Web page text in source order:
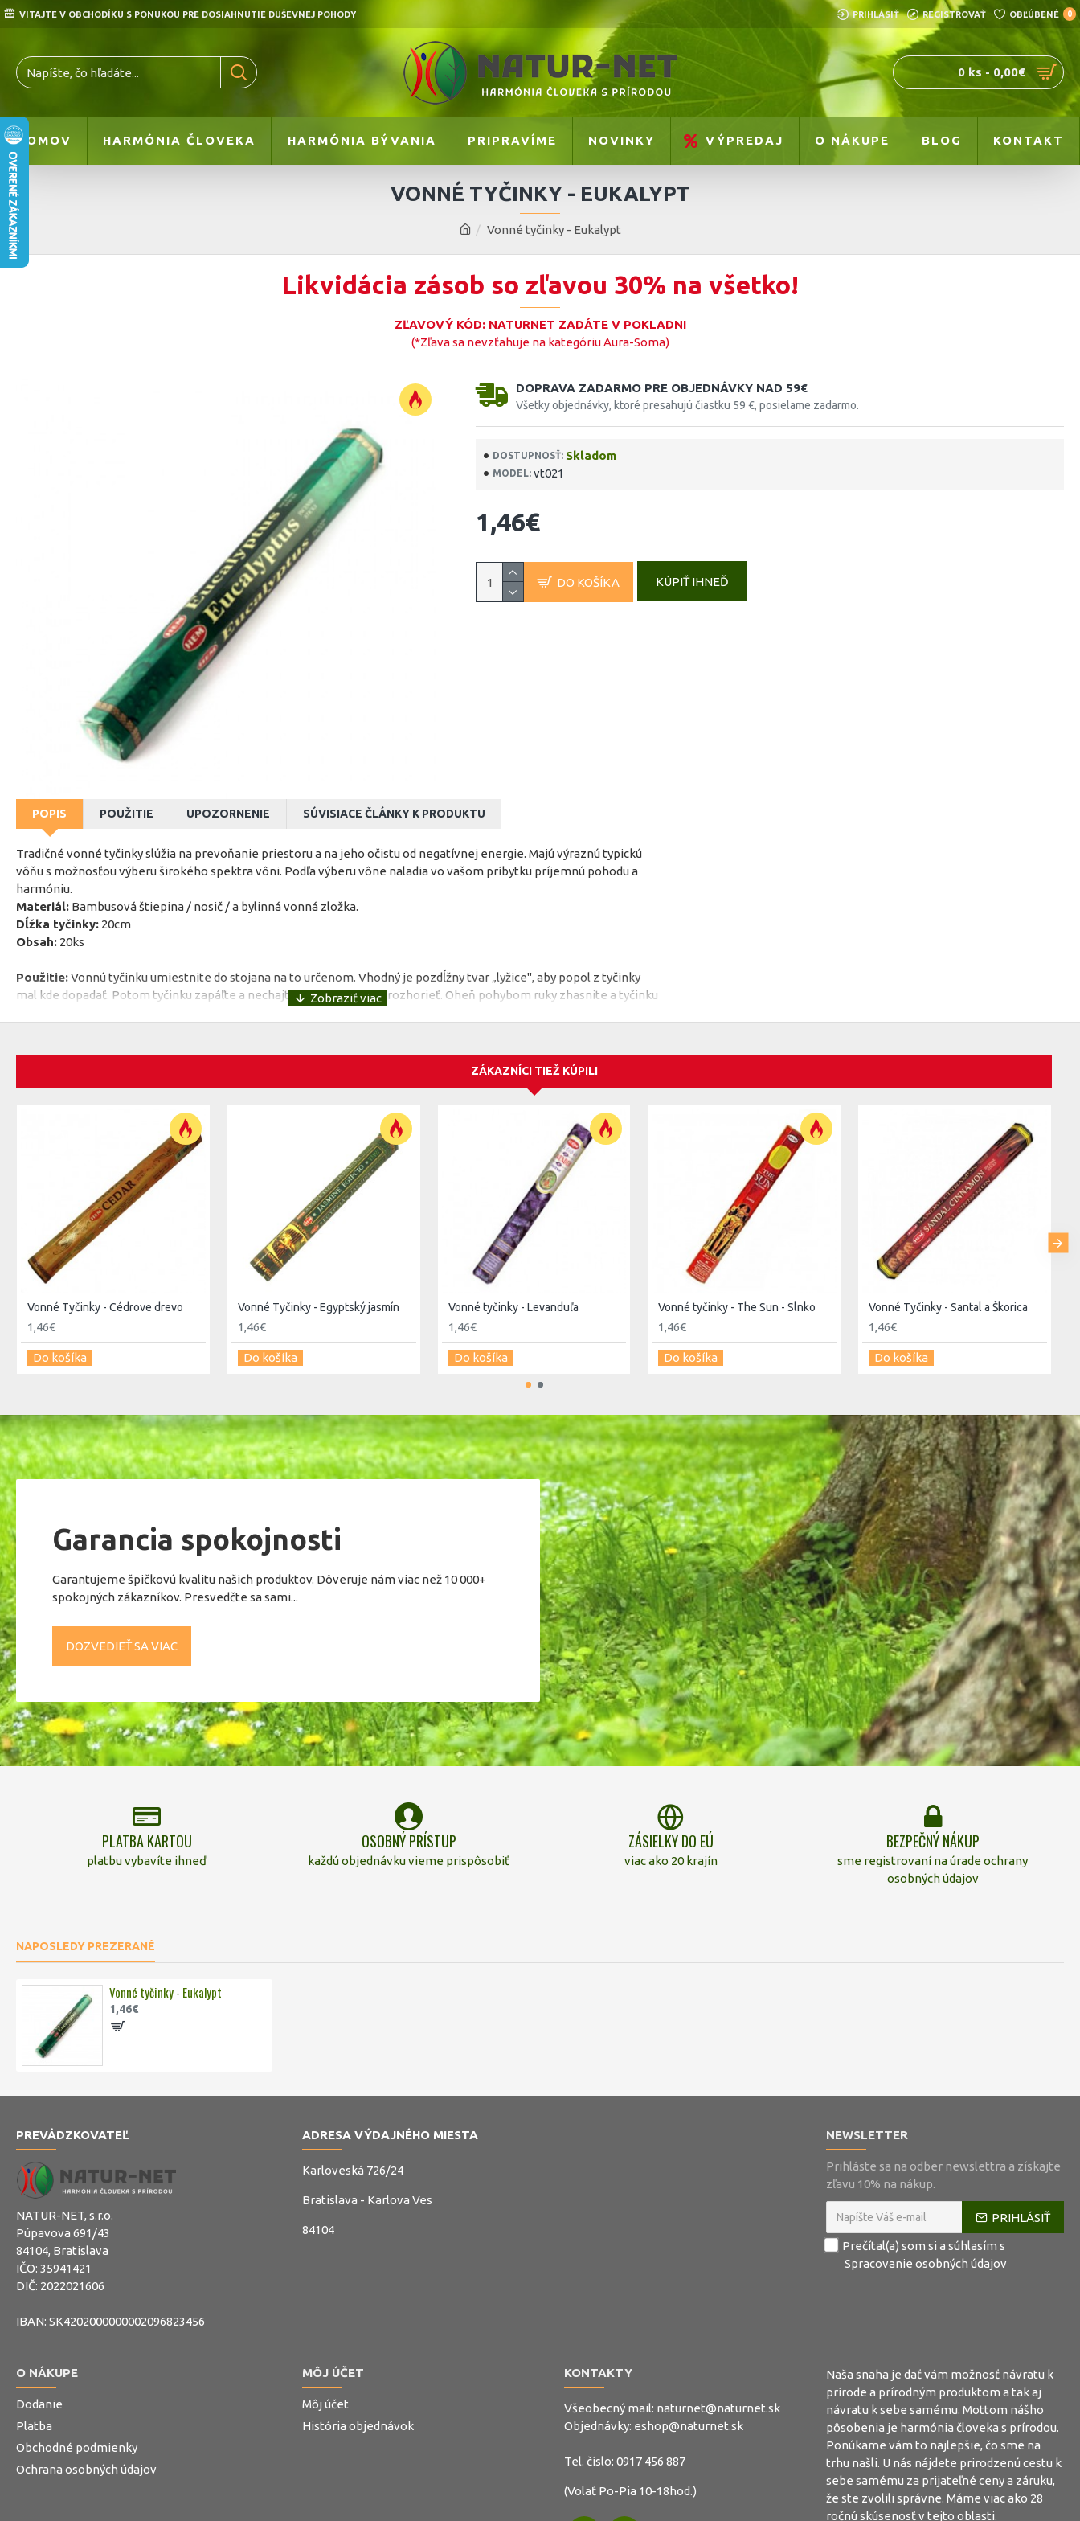
VITAJTE V OBCHODÍKU S PONUKOU PRE DOSIAHNUTIE DUŠEVNEJ POHODY PRIHLÁSIŤ REGISTROVAŤ OBĽÚBENÉ 0
0 ks - 0,00€
DOMOV HARMÓNIA ČLOVEKA HARMÓNIA BÝVANIA PRIPRAVÍME NOVINKY VÝPREDAJ O NÁKUPE BLOG KONTAKT
Vonné tyčinky - Eukalypt
VONNÉ TYČINKY - EUKALYPT
Likvidácia zásob so zľavou 30% na všetko!
ZĽAVOVÝ KÓD: NATURNET ZADÁTE V POKLADNI
(*Zľava sa nevzťahuje na kategóriu Aura-Soma)
DOPRAVA ZADARMO PRE OBJEDNÁVKY NAD 59€
Všetky objednávky, ktoré presahujú čiastku 59 €, posielame zadarmo.
DOSTUPNOSŤ: Skladom
MODEL: vt021
1,46€
DO KOŠÍKA KÚPIŤ IHNEĎ
POPIS POUŽITIE UPOZORNENIE SÚVISIACE ČLÁNKY K PRODUKTU
Tradičné vonné tyčinky slúžia na prevoňanie priestoru a na jeho očistu od negatívnej energie. Majú výraznú typickú
vôňu s možnosťou výberu širokého spektra vôni. Podľa výberu vône naladia vo vašom príbytku príjemnú pohodu a
harmóniu.
Materiál: Bambusová štiepina / nosič / a bylinná vonná zložka.
Dĺžka tyčinky: 20cm
Obsah: 20ks
Použitie:Vonnú tyčinku umiestnite do stojana na to určenom. Vhodný je pozdĺžny tvar „lyžice", aby popol z tyčinky
mal kde dopadať. Potom tyčinku zapáľte a nechajte na krátku chvíľu rozhorieť. Oheň pohybom ruky zhasnite a tyčinku
Upozornenie: Tyčinka nesmie byť umiestnená pri a na horľavom materiály a v dosahu malých detí.
vychádza z posvätných hinduistických védskych textov. V dnešnej dobe sa však vonné tyčinky v Indii, rovnako ako v
mnohých iných, nielen východných krajinách, používajú aj pre prevoňanie ovzdušia a spríjemnenie atmosféry.
Ponuka indických tyčiniek je bohatá. Stačí si len vybrať. Viac info v našom blogu www.blog.naturnet.sk
ZÁKAZNÍCI TIEŽ KÚPILI
Vonné Tyčinky - Cédrove drevo
1,46€
Do košíka
Vonné Tyčinky - Egyptský jasmín
1,46€
Do košíka
Vonné tyčinky - Levanduľa
1,46€
Do košíka
Vonné tyčinky - The Sun - Slnko
1,46€
Do košíka
Vonné Tyčinky - Santal a Škorica
1,46€
Do košíka
Garancia spokojnosti
Garantujeme špičkovú kvalitu našich produktov. Dôveruje nám viac než 10 000+
spokojných zákazníkov. Presvedčte sa sami...
DOZVEDIEŤ SA VIAC
PLATBA KARTOU
platbu vybavíte ihneď
OSOBNÝ PRÍSTUP
každú objednávku vieme prispôsobiť
ZÁSIELKY DO EÚ
viac ako 20 krajín
BEZPEČNÝ NÁKUP
sme registrovaní na úrade ochrany
osobných údajov
NAPOSLEDY PREZERANÉ
Vonné tyčinky - Eukalypt
1,46€
PREVÁDZKOVATEĽ
NATUR-NET, s.r.o.
Púpavova 691/43
84104, Bratislava
IČO: 35941421
DIČ: 2022021606
IBAN: SK4202000000002096823456
ADRESA VÝDAJNÉHO MIESTA
Karloveská 726/24
Bratislava - Karlova Ves
84104
NEWSLETTER
Prihláste sa na odber newslettra a získajte
zľavu 10% na nákup.
PRIHLÁSIŤ
Prečítal(a) som si a súhlasím s
Spracovanie osobných údajov
O NÁKUPE
Dodanie
Platba
Obchodné podmienky
Ochrana osobných údajov
MÔJ ÚČET
Môj účet
História objednávok
KONTAKTY
Všeobecný mail: naturnet@naturnet.sk
Objednávky: eshop@naturnet.sk
Tel. číslo: 0917 456 887
(Volať Po-Pia 10-18hod.)
Naša snaha je dať vám možnosť návratu k
prírode a prírodným produktom a tak aj
návratu k sebe samému. Mottom nášho
pôsobenia je harmónia človeka s prírodou.
Ponúkame vám to najlepšie, čo sme na
trhu našli. U nás nájdete prirodzenú cestu k
sebe samému za prijateľné ceny a záruku,
že ste zvolili správne. Máme viac ako 28
ročnú skúsenosť v tejto oblasti.